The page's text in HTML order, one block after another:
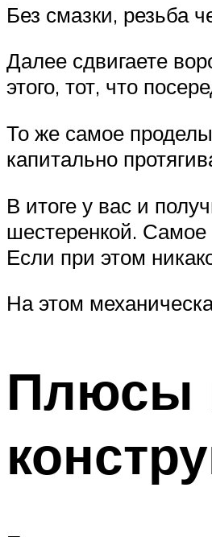
Без смазки, резьба
Далее сдвигаете
этого, тот, что
То же самое
капитально
В итоге у вас и
шестеренкой.
Если при этом
На этом
Плюсы